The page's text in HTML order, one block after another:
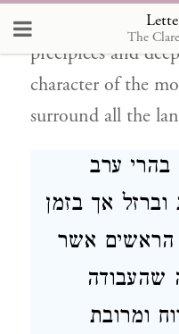
The
narrow passes,
precipices and
character of the
surround all the
בהרי ערב
אך בזמן
הראשים אשר
שהעבודה
ומרובת